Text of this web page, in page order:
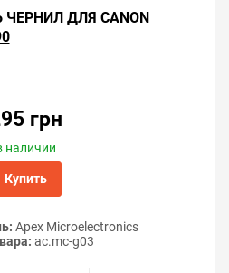
ДЛЯ CANON
грн
наличии
Купить
Apex Microelectronics
ac.mc-g03